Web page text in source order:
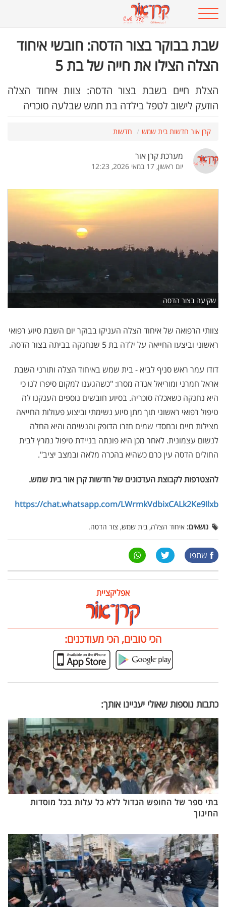
שבת בבוקר בצור הדסה: חובשי איחוד
הצלה הצילו את חייה של בת 5
הצלת חיים בשבת בצור הדסה: צוות איחוד הצלה
הוזעק לישוב לטפל בילדה בת חמש שבלעה סוכריה
קרן אור חדשות בית שמש חדשות
מערכת קרן אור
יום ראשון, 17 במאי 2026, 12:23
שקיעה בצור הדסה
צוותי הרפואה של איחוד הצלה העניקו בבוקר יום השבת סיוע רפואי
ראשוני וביצעו החייאה על ילדה בת 5 שנחנקה בביתה בצור הדסה.
דודו עמר ראש סניף לביא - בית שמש באיחוד הצלה ותורני השבת
אראל חמרני ומוריאל אנדה מסרו: "כשהגענו למקום סיפרו לנו כי
היא נחנקה כשאכלה סוכריה. בסיוע חובשים נוספים הענקנו לה
טיפול רפואי ראשוני תוך מתן סיוע נשימתי וביצוע פעולות החייאה
מצילות חיים ובחסדי שמים חזרו הדופק והנשימה והיא החלה
לנשום עצמונית. לאחר מכן היא פונתה בניידת טיפול נמרץ לבית
החולים הדסה עין כרם כשהיא בהכרה מלאה ובמצב יציב".
להצטרפות לקבוצת העדכונים של חדשות קרן אור בית שמש.
https://chat.whatsapp.com/LWrmkVdbixCALk2Ke9Ilxb
נושאים: איחוד הצלה, בית שמש, צור הדסה.
שתפו
אפליקציית
הכי טובים, הכי מעודכנים:
כתבות נוספות שאולי יעניינו אותך:
בתי ספר של החופש הגדול ללא כל עלות בכל מוסדות
החינוך